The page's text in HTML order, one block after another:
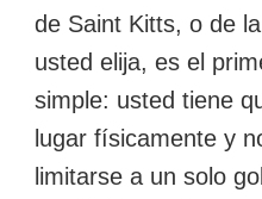
de Saint Kitts, o de
usted elija, es el
simple: usted tiene
lugar físicamente y
limitarse a un solo